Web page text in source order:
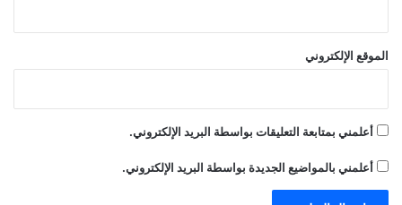
الموقع الإلكتروني
أعلمني بمتابعة التعليقات بواسطة البريد الإلكتروني.
أعلمني بالمواضيع الجديدة بواسطة البريد الإلكتروني.